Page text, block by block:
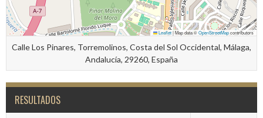
Leaflet|Map data ©OpenStreetMapcontributors
Calle Los Pinares, Torremolinos, Costa del Sol Occidental, Málaga,
Andalucía, 29260, España
RESULTADOS